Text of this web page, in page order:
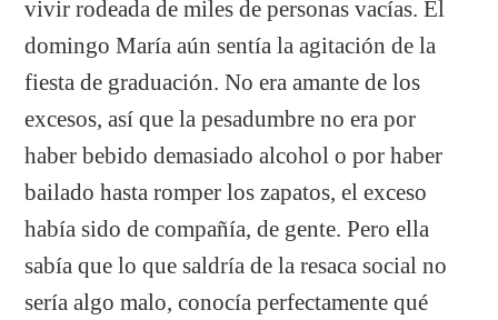
vivir rodeada de miles de personas vacías. El
domingo María aún sentía la agitación de la
fiesta de graduación. No era amante de los
excesos, así que la pesadumbre no era por
haber bebido demasiado alcohol o por haber
bailado hasta romper los zapatos, el exceso
había sido de compañía, de gente. Pero ella
sabía que lo que saldría de la resaca social no
sería algo malo, conocía perfectamente qué